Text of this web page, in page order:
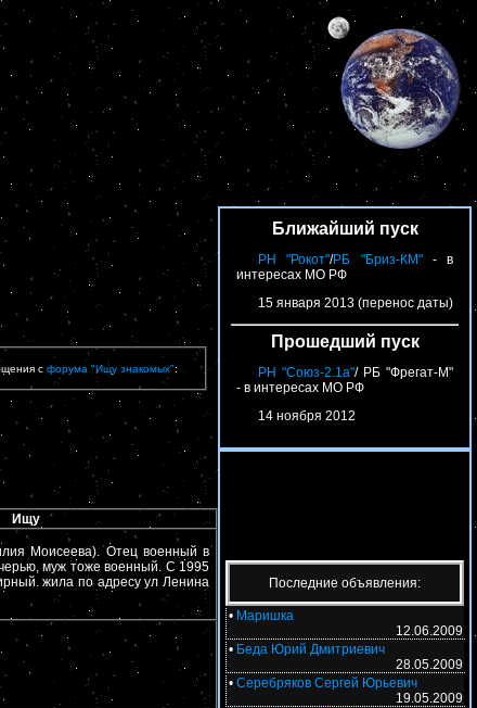
с форума "Ищу знакомых":
Ищу
Моисеева). Отец военный в
муж тоже военный. С 1995
жила по адресу ул Ленина
Ближайший пуск
РН "Рокот"/РБ "Бриз-КМ"- в
интересах МО РФ
15 января 2013 (перенос даты)
Прошедший пуск
РН "Союз-2.1а"/ РБ "Фрегат-М"
- в интересах МО РФ
14 ноября 2012
Последние объявления:
• Маришка
12.06.2009
• Беда Юрий Дмитриевич
28.05.2009
• Серебряков Сергей Юрьевич
19.05.2009